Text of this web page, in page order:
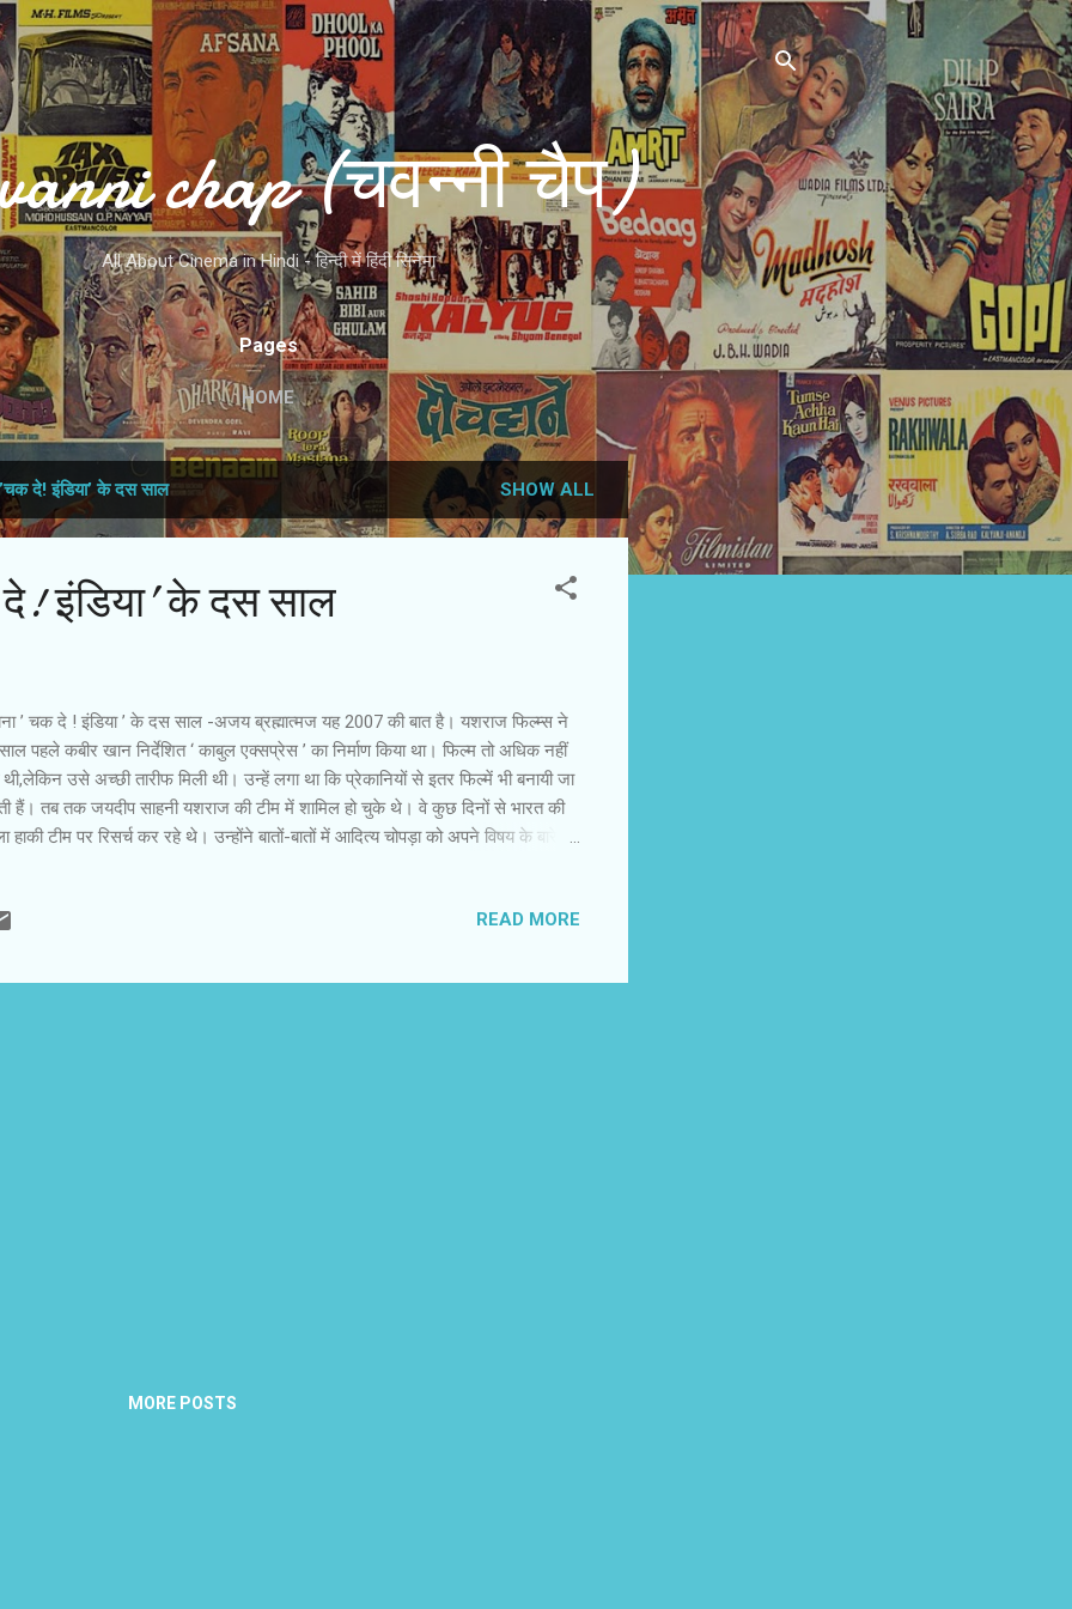
Skip to main content
chap (चवन्नी चैप)
All About Cinema in Hindi - हिन्दी में हिंदी सिनेमा
Pages
HOME
’चक दे! इंडिया’ के दस साल SHOW ALL
इंडिया’ के दस साल
’ चक दे ! इंडिया ’ के दस साल -अजय ब्रह्मात्‍मज यह 2007 की बात है। यशराज फिल्‍म्‍स ने
पहले कबीर खान निर्देशित ‘ काबुल एक्‍सप्रेस ’ का निर्माण किया था। फिल्‍म तो अधिक नहीं
उसे अच्‍छी तारीफ मिली थी। उन्‍हें लगा था कि प्रेकानियों से इतर फिल्‍में भी बनायी जा
हैं। तब तक जयदीप साहनी यशराज की टीम में शामिल हो चुके थे। वे कुछ दिनों से भारत की
हाकी टीम पर रिसर्च कर रहे थे। उन्‍होंने बातों-बातों में आदित्‍य चोपड़ा को अपने विषय के बारे में
में शाह रूख खान थे,लेकिन उनके साथ कोई एक हीरोइन नहीं बल्कि लड़कियों की जमात थी।
जीत कर लौटे। यह आदित्‍य चोपड़ा की हिम्‍मत और शाह रूख खान का विश्‍वास ही था कि लेखक
READ MORE
MORE POSTS